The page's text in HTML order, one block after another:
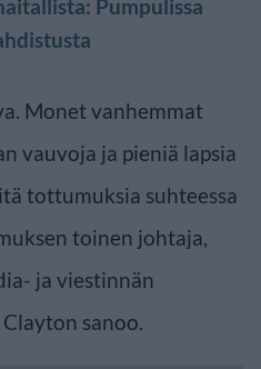
Pumpulissa
Monet vanhemmat
vauvoja ja pieniä lapsia
tottumuksia suhteessa
toinen johtaja,
ja viestinnän
sanoo.